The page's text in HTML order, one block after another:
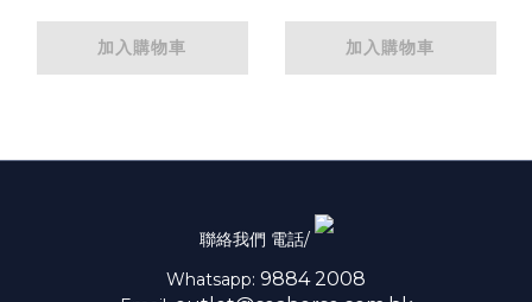
加入購物車 加入購物車
聯絡我們 電話/
Whatsapp: 9884 2008